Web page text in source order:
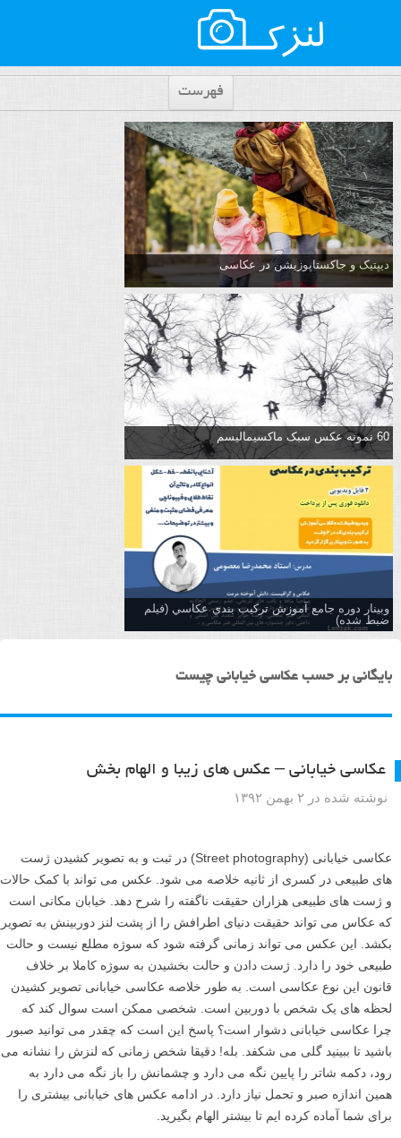
فهرست
دیپتیک و جاکستا‌پوزیشن در عکاسی
60 نمونه عکس سبک ماکسیمالیسم
وبینار دوره جامع آموزش تركيب بندي عكاسي (فیلم
ضبط شده)
بایگانی بر حسب عکاسی خیابانی چیست
عکاسی خیابانی – عکس های زیبا و الهام بخش
نوشته شده در ۲ بهمن ۱۳۹۲
عکاسی خیابانی (Street photography) در ثبت و به تصویر کشیدن ژست
های طبیعی در کسری از ثانیه خلاصه می شود. عکس می تواند با کمک حالات
و ژست های طبیعی هزاران حقیقت ناگفته را شرح دهد. خیابان مکانی است
که عکاس می تواند حقیقت دنیای اطرافش را از پشت لنز دوربینش به تصویر
بکشد. این عکس می تواند زمانی گرفته شود که سوژه مطلع نیست و حالت
طبیعی خود را دارد. ژست دادن و حالت بخشیدن به سوژه کاملا بر خلاف
قانون این نوع عکاسی است. به طور خلاصه عکاسی خیابانی تصویر کشیدن
لحظه های یک شخص با دوربین است. شخصی ممکن است سوال کند که
چرا عکاسی خیابانی دشوار است؟ پاسخ این است که چقدر می توانید صبور
باشید تا ببینید گلی می شکفد. بله! دقیقا شخص زمانی که لنزش را نشانه می
رود، دکمه شاتر را پایین نگه می دارد و چشمانش را باز نگه می دارد به
همین اندازه صبر و تحمل نیاز دارد. در ادامه عکس های خیابانی بیشتری را
برای شما آماده کرده ایم تا بیشتر الهام بگیرید.